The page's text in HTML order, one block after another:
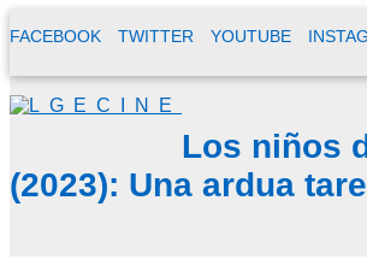
FACEBOOK TWITTER YOUTUBE
Los niños
(2023): Una ardua